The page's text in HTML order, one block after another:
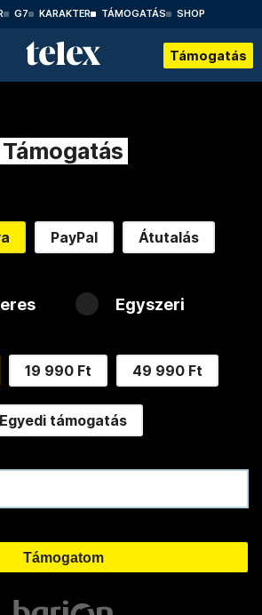
G7 KARAKTER TÁMOGATÁS SHOP
Támogatás
Támogatás
PayPal Átutalás
Egyszeri
19 990 Ft 49 990 Ft
Egyedi támogatás